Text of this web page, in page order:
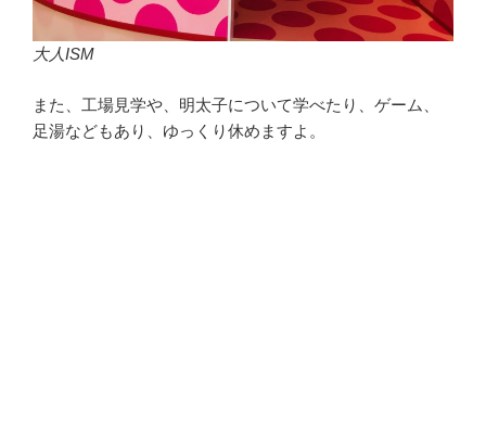
大人ISM
また、工場見学や、明太子について学べたり、ゲーム、
足湯などもあり、ゆっくり休めますよ。